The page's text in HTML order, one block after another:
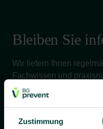
Zustimmung
Bleiben Sie
Wir liefern Ihnen
Fachwissen und
und Gesundheit bei der
und zuverlässig.